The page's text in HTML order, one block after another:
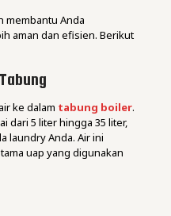
membantu Anda
aman dan efisien. Berikut
ke dalam tabung boiler.
dari 5 liter hingga 35 liter,
laundry Anda. Air ini
uap yang digunakan